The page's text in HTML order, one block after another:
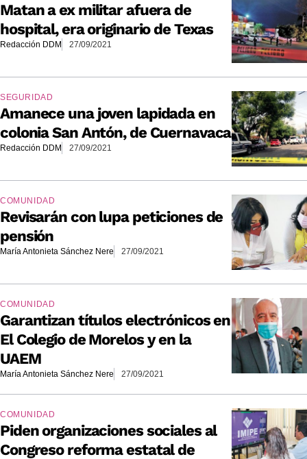
Matan a ex militar afuera de
hospital, era originario de Texas
Redacción DDM 27/09/2021
SEGURIDAD
Amanece una joven lapidada en
colonia San Antón, de Cuernavaca
Redacción DDM 27/09/2021
COMUNIDAD
Revisarán con lupa peticiones de
pensión
María Antonieta Sánchez Nere 27/09/2021
COMUNIDAD
Garantizan títulos electrónicos en
El Colegio de Morelos y en la
UAEM
María Antonieta Sánchez Nere 27/09/2021
COMUNIDAD
Piden organizaciones sociales al
Congreso reforma estatal de